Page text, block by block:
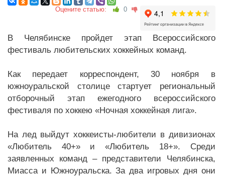
Оцените статью: 0
В Челябинске пройдет этап Всероссийского
фестиваль любительских хоккейных команд.
Как передает корреспондент, 30 ноября в
южноуральской столице стартует региональный
отборочный этап ежегодного всероссийского
фестиваля по хоккею «Ночная хоккейная лига».
На лед выйдут хоккеисты-любители в дивизионах
«Любитель 40+» и «Любитель 18+». Среди
заявленных команд – представители Челябинска,
Миасса и Южноуральска. За два игровых дня они